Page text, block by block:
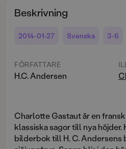
Beskrivning
2014-01-27 Svenska 3-6
FÖRFATTARE
H.C. Andersen
Charlotte Gastaut är en
klassiska sagor till nya höjder.
bilderbok till H. C. Andersens